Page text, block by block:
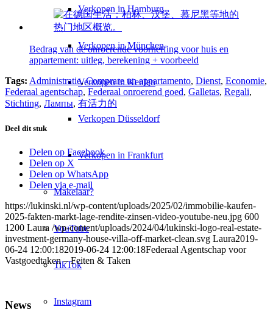
Verkopen in Hamburg
Verkopen in München
Verkopen in Keulen
Verkopen Düsseldorf
Verkopen in Frankfurt
Makelaar?
YouTube
TikTok
Instagram
Bedrag van de onroerende voorheffing voor huis en
appartement: uitleg, berekening + voorbeeld
Tags: Administratie,Comprare un appartamento, Dienst, Economie,
Federaal agentschap, Federaal onroerend goed, Galletas, Regali,
Stichting, Лампы, 有活力的
Deel dit stuk
Delen op Facebook
Delen op X
Delen op WhatsApp
Delen via e-mail
https://lukinski.nl/wp-content/uploads/2025/02/immobilie-kaufen-
2025-fakten-markt-lage-rendite-zinsen-video-youtube-neu.jpg 600
1200 Laura /wp-content/uploads/2024/04/lukinski-logo-real-estate-
investment-germany-house-villa-off-market-clean.svg Laura2019-
06-24 12:00:182019-06-24 12:00:18Federaal Agentschap voor
Vastgoedtaken – Feiten & Taken
News